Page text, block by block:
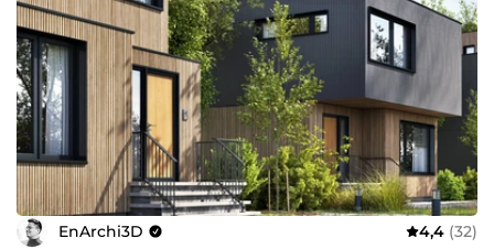
EnArchi3D 4,4 (32)